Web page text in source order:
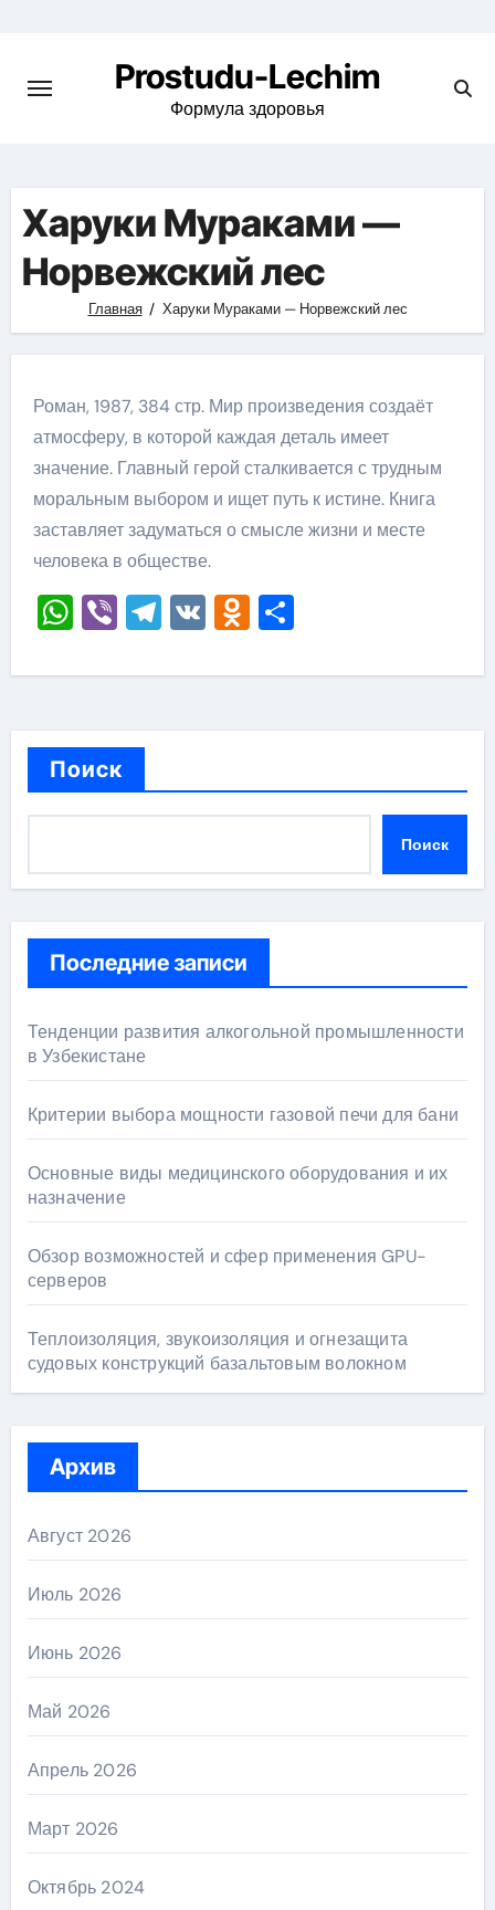
содержимому
Prostudu-Lechim
Формула здоровья
Харуки Мураками —
Норвежский лес
Главная Харуки Мураками — Норвежский лес
Роман, 1987, 384 стр. Мир произведения создаёт
атмосферу, в которой каждая деталь имеет
значение. Главный герой сталкивается с трудным
моральным выбором и ищет путь к истине. Книга
заставляет задуматься о смысле жизни и месте
человека в обществе.
WhatsApp
ViberTelegram
VKOdnoklassniki
Отправить
Поиск
Поиск
Последние записи
Тенденции развития алкогольной промышленности
в Узбекистане
Критерии выбора мощности газовой печи для бани
Основные виды медицинского оборудования и их
назначение
Обзор возможностей и сфер применения GPU-
серверов
Теплоизоляция, звукоизоляция и огнезащита
судовых конструкций базальтовым волокном
Архив
Август 2026
Июль 2026
Июнь 2026
Май 2026
Апрель 2026
Март 2026
Октябрь 2024